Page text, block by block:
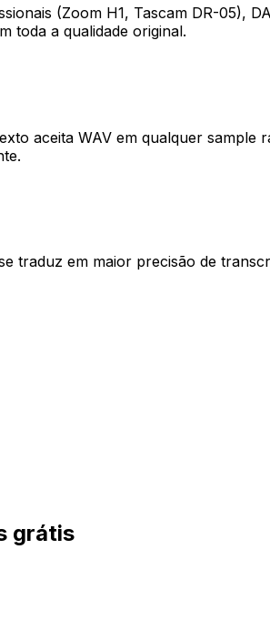
(Zoom H1, Tascam DR-05),
toda a qualidade original.
aceita WAV em qualquer
traduz em maior precisão de
grátis